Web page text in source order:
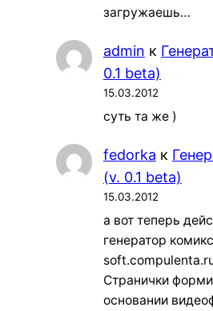
загружаешь…
admin к
0.1 beta)
15.03.2012
суть та же )
fedorka к
(v. 0.1 beta)
15.03.2012
а вот теперь
генератор
Странички
основании